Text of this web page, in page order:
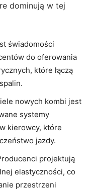
dominują w tej
świadomości⁢
do oferowania
które łączą
⁤nowych kombi jest
systemy
kierowcy, które
jazdy.
projektują
elastyczności, co
przestrzeni